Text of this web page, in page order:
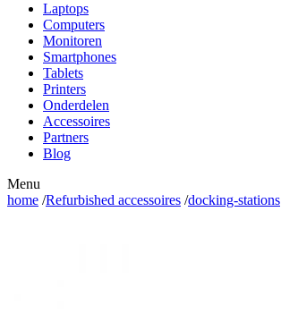
Laptops
Computers
Monitoren
Smartphones
Tablets
Printers
Onderdelen
Accessoires
Partners
Blog
Menu
home /Refurbished accessoires /docking-stations